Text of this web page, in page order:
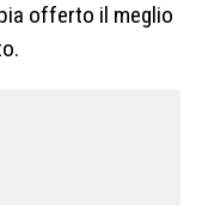
offerto il meglio